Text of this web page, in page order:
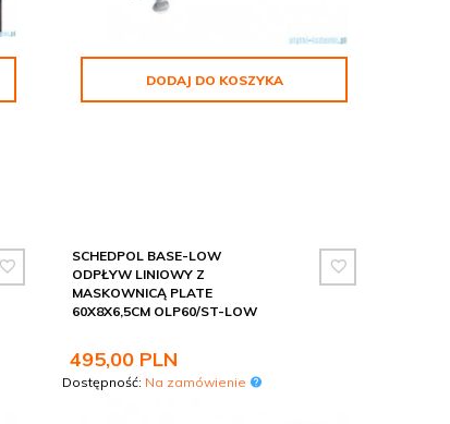
DODAJ DO KOSZYKA
SCHEDPOL BASE-LOW
ODPŁYW LINIOWY Z
MASKOWNICĄ PLATE
60X8X6,5CM OLP60/ST-LOW
495,00 PLN
Dostępność: Na zamówienie